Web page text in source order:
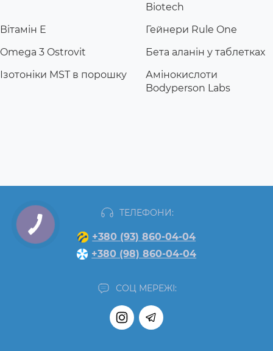
Biotech
Вітамін E
Гейнери Rule One
Omega 3 Ostrovit
Бета аланін у таблетках
Ізотоніки MST в порошку
Амінокислоти
Bodyperson Labs
ТЕЛЕФОНИ:
+380 (93) 860-04-04
+380 (98) 860-04-04
СОЦ МЕРЕЖІ: